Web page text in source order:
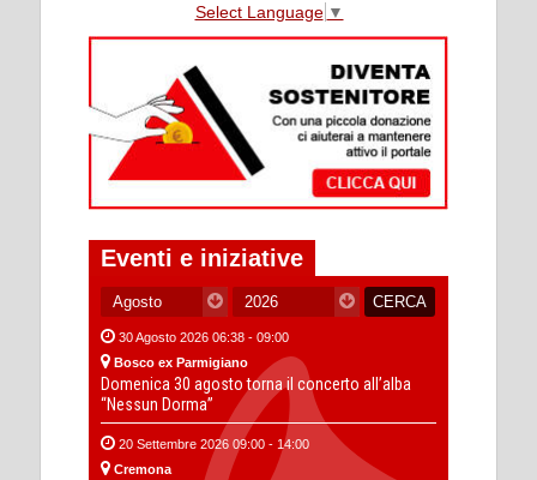
Select Language ▼
Eventi e iniziative
30 Agosto 2026 06:38 - 09:00
Bosco ex Parmigiano
Domenica 30 agosto torna il concerto all’alba
“Nessun Dorma”
20 Settembre 2026 09:00 - 14:00
Cremona